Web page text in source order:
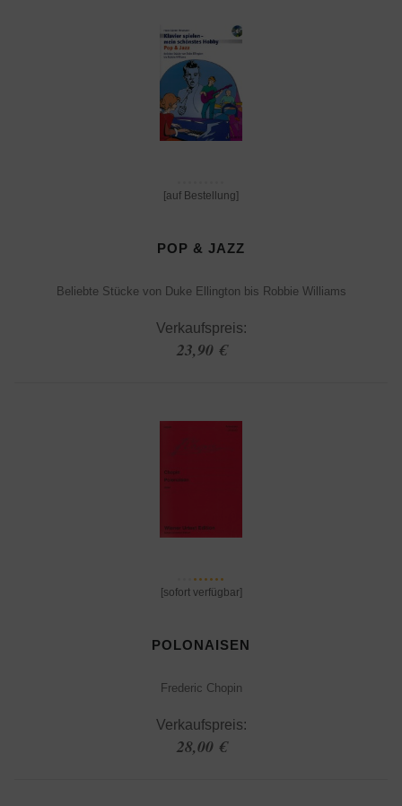
[auf Bestellung]
POP & JAZZ
Beliebte Stücke von Duke Ellington bis Robbie Williams
Verkaufspreis:
23,90 €
[sofort verfügbar]
POLONAISEN
Frederic Chopin
Verkaufspreis:
28,00 €